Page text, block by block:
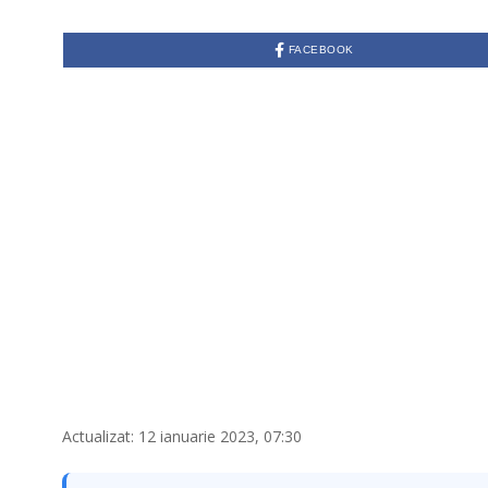
FACEBOOK
Actualizat: 12 ianuarie 2023, 07:30